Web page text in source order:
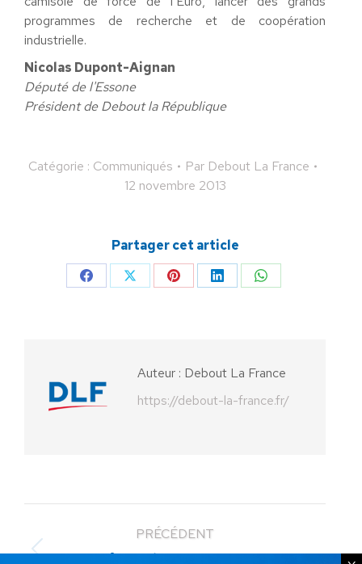
programmes de recherche et de coopération
industrielle.
Nicolas Dupont-Aignan
Député de l'Essone
Président de Debout la République
Catégorie : Communiqués Par Debout La France
12 novembre 2013
Partager cet article
PartagerPartagerPartagerPartagerPartager
Auteur : Debout La France
https://debout-la-france.fr/
PRÉCÉDENT
Article